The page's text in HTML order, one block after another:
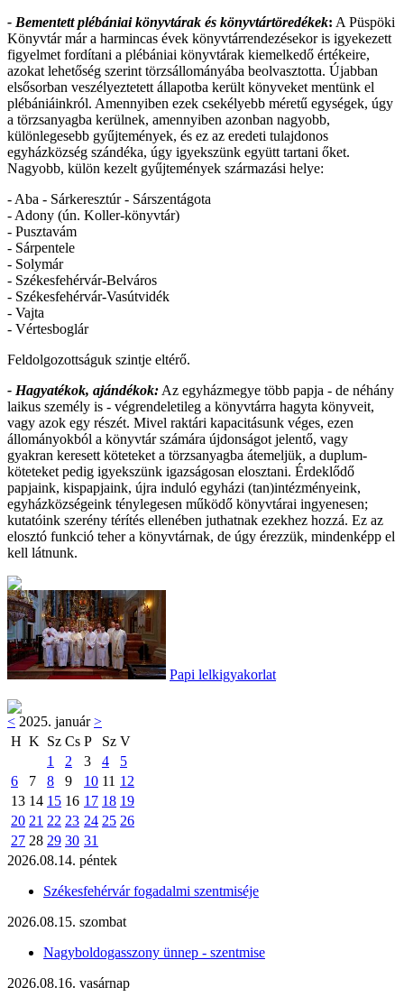
- Bementett plébániai könyvtárak és könyvtártöredékek: A Püspöki
Könyvtár már a harmincas évek könyvtárrendezésekor is igyekezett
figyelmet fordítani a plébániai könyvtárak kiemelkedő értékeire,
azokat lehetőség szerint törzsállományába beolvasztotta. Újabban
elsősorban veszélyeztetett állapotba került könyveket mentünk el
plébániáinkról. Amennyiben ezek csekélyebb méretű egységek, úgy
a törzsanyagba kerülnek, amennyiben azonban nagyobb,
különlegesebb gyűjtemények, és ez az eredeti tulajdonos
egyházközség szándéka, úgy igyekszünk együtt tartani őket.
Nagyobb, külön kezelt gyűjtemények származási helye:
- Aba - Sárkeresztúr - Sárszentágota
- Adony (ún. Koller-könyvtár)
- Pusztavám
- Sárpentele
- Solymár
- Székesfehérvár-Belváros
- Székesfehérvár-Vasútvidék
- Vajta
- Vértesboglár
Feldolgozottságuk szintje eltérő.
- Hagyatékok, ajándékok: Az egyházmegye több papja - de néhány
laikus személy is - végrendeletileg a könyvtárra hagyta könyveit,
vagy azok egy részét. Mivel raktári kapacitásunk véges, ezen
állományokból a könyvtár számára újdonságot jelentő, vagy
gyakran keresett köteteket a törzsanyagba átemeljük, a duplum-
köteteket pedig igyekszünk igazságosan elosztani. Érdeklődő
papjaink, kispapjaink, újra induló egyházi (tan)intézményeink,
egyházközségeink ténylegesen működő könyvtárai ingyenesen;
kutatóink szerény térítés ellenében juthatnak ezekhez hozzá. Ez az
elosztó funkció teher a könyvtárnak, de úgy érezzük, mindenképp el
kell látnunk.
Papi lelkigyakorlat
< 2025. január>
H K Sz Cs P Sz V
1
2 3 4
5
6
7 8 9 10 11 12
13 14 15 16 17 18 19
20 21 22 23 24 25 26
27 28 29 30 31
2026.08.14. péntek
Székesfehérvár fogadalmi szentmiséje
2026.08.15. szombat
Nagyboldogasszony ünnep - szentmise
2026.08.16. vasárnap